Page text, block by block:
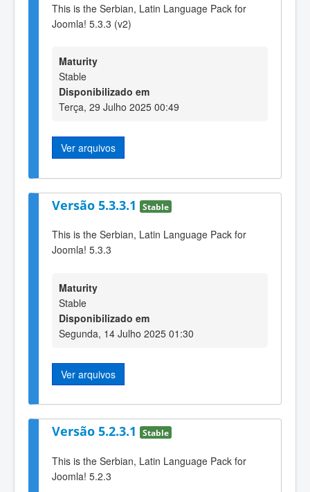
This is the Serbian, Latin Language Pack for
Joomla! 5.3.3 (v2)
Maturity
Stable
Disponibilizado em
Terça, 29 Julho 2025 00:49
Ver arquivos
Versão 5.3.3.1 Stable
This is the Serbian, Latin Language Pack for
Joomla! 5.3.3
Maturity
Stable
Disponibilizado em
Segunda, 14 Julho 2025 01:30
Ver arquivos
Versão 5.2.3.1 Stable
This is the Serbian, Latin Language Pack for
Joomla! 5.2.3